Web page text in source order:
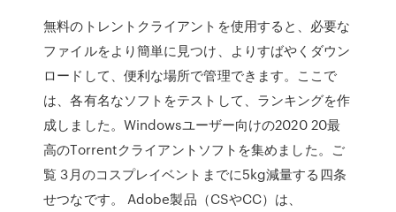
無料のトレントクライアントを使用すると、必要な
ファイルをより簡単に見つけ、よりすばやくダウン
ロードして、便利な場所で管理できます。ここで
は、各有名なソフトをテストして、ランキングを作
成しました。Windowsユーザー向けの2020 20最
高のTorrentクライアントソフトを集めました。ご
覧 3月のコスプレイベントまでに5kg減量する四条
せつなです。 Adobe製品（CSやCC）は、